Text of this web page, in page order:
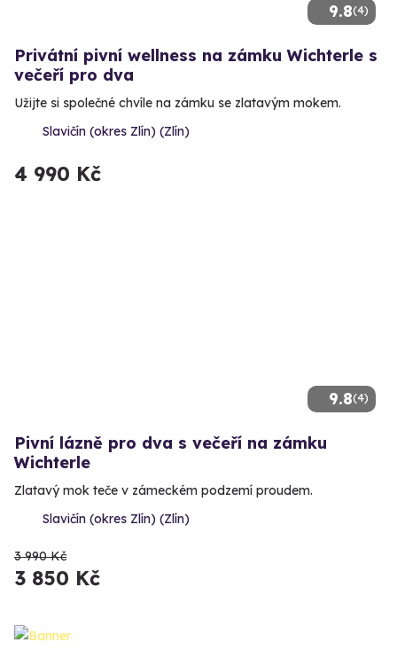
9.8(4)
Privátní pivní wellness na zámku Wichterle s
večeří pro dva
Užijte si společné chvíle na zámku se zlatavým mokem.
Slavičín (okres Zlín) (Zlín)
4 990 Kč
9.8(4)
Pivní lázně pro dva s večeří na zámku
Wichterle
Zlatavý mok teče v zámeckém podzemí proudem.
Slavičín (okres Zlín) (Zlín)
3 990 Kč
3 850 Kč